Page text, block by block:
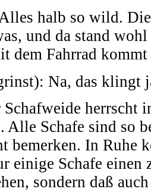
halb so wild. Die
und da stand
dem Fahrrad
Na, das klingt
herrscht
Alle Schafe sind so
bemerken. In Ruhe
einige Schafe einen
sondern daß